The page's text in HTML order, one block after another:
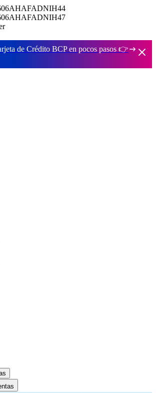
de Crédito BCP en pocos pasos 👉